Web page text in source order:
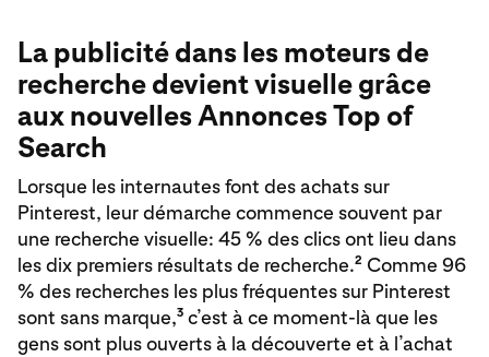
La publicité dans les moteurs de
recherche devient visuelle grâce
aux nouvelles Annonces Top of
Search
Lorsque les internautes font des achats sur
Pinterest, leur démarche commence souvent par
une recherche visuelle: 45 % des clics ont lieu dans
les dix premiers résultats de recherche.2 Comme 96
% des recherches les plus fréquentes sur Pinterest
sont sans marque,3 c’est à ce moment-là que les
gens sont plus ouverts à la découverte et à l’achat